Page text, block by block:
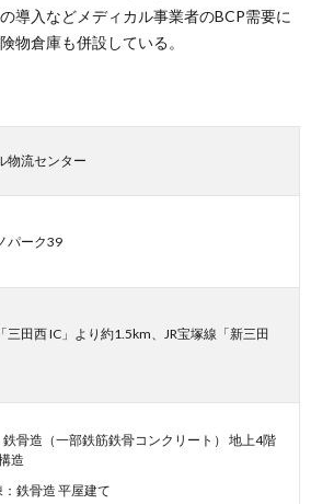
導入などメディカル事業者のBCP需要に
物倉庫も併設している。
物流センター
パーク39
三田西 IC」より約1.5km、JR宝塚線「新三田
骨造（一部鉄筋鉄骨コンクリート） 地上4階
造
鉄骨造 平屋建て